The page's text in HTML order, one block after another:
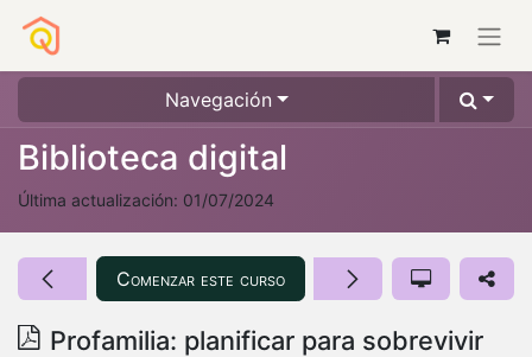
Navegación
Biblioteca digital
Última actualización: 01/07/2024
Profamilia: planificar para sobrevivir
Comenzar este curso